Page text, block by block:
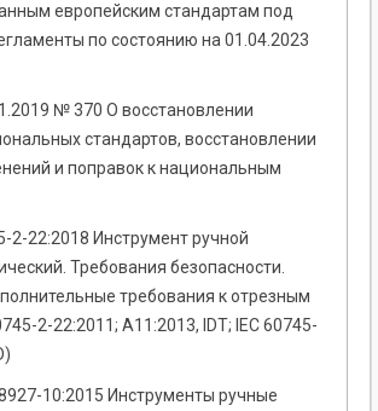
европейским стандартам под
по состоянию на 01.04.2023
№ 370 О восстановлении
стандартов, восстановлении
и поправок к национальным
2-22:2018 Инструмент ручной
Требования безопасности.
требования к отрезным
2-22:2011; A11:2013, IDT; IEC 60745-
10:2015 Инструменты ручные